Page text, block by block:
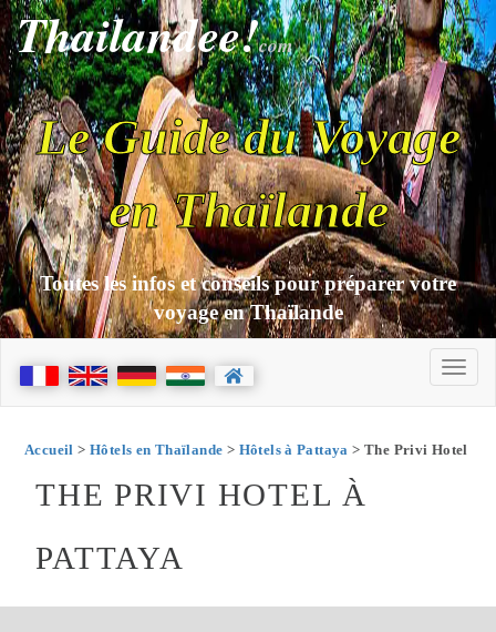
Thailandee!com
Le Guide du Voyage
en Thaïlande
Toutes les infos et conseils pour préparer votre
voyage en Thaïlande
Accueil > Hôtels en Thaïlande > Hôtels à Pattaya > The Privi Hotel
THE PRIVI HOTEL À
PATTAYA